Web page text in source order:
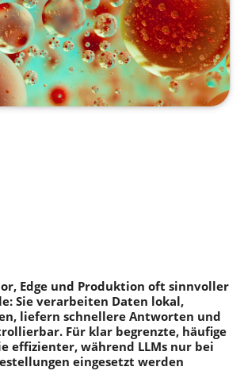
Edge und Produktion oft sinnvoller
Sie verarbeiten Daten lokal,
liefern schnellere Antworten und
Für klar begrenzte, häufige
effizienter, während LLMs nur bei
eingesetzt werden